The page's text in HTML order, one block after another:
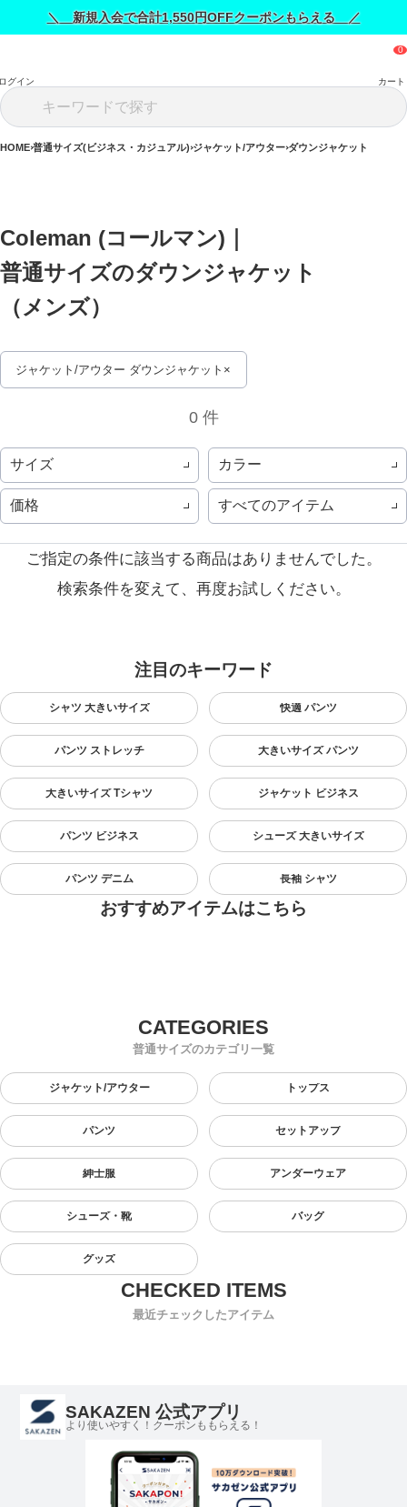
＼ 新規入会で合計1,550円OFFクーポンもらえる ／
グイン カート
HOME 普通サイズ(ビジネス・カジュアル) ジャケット/アウター ダウンジャケット
Coleman (コールマン)｜
普通サイズのダウンジャケット
（メンズ）
ジャケット/アウター ダウンジャケット
0 件
サイズ カラー
価格 すべてのアイテム
ご指定の条件に該当する商品はありませんでした。
検索条件を変えて、再度お試しください。
注目のキーワード
シャツ 大きいサイズ 快適 パンツ
パンツ ストレッチ 大きいサイズ パンツ
大きいサイズ Tシャツ ジャケット ビジネス
パンツ ビジネス シューズ 大きいサイズ
パンツ デニム 長袖 シャツ
おすすめアイテムはこちら
普通サイズのカテゴリ一覧
ジャケット/アウター トップス
パンツ セットアップ
紳士服 アンダーウェア
シューズ・靴 バッグ
グッズ
最近チェックしたアイテム
SAKAZEN 公式アプリ
より使いやすく！クーポンももらえる！